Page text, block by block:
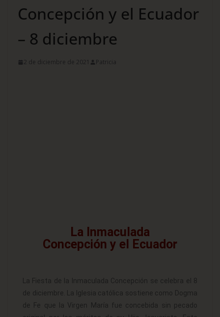
Concepción y el Ecuador
– 8 diciembre
2 de diciembre de 2021 Patricia
La Inmaculada
Concepción y el Ecuador
La Fiesta de la Inmaculada Concepción se celebra el 8
de diciembre. La Iglesia católica sostiene como Dogma
de Fe que la Virgen María fue concebida sin pecado